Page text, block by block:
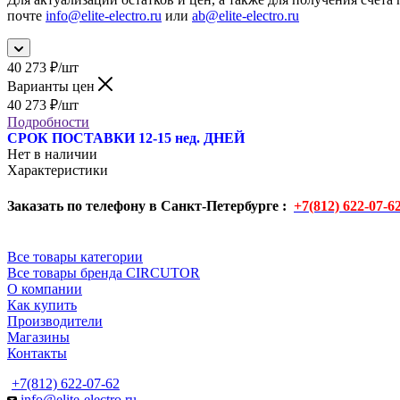
почте info@elite-electro.ru или ab@elite-electro.ru
40 273 ₽/шт
Варианты цен
40 273 ₽/шт
Подробности
СРОК ПОСТАВКИ 12-15 нед. ДНЕЙ
Нет в наличии
Характеристики
Заказать по телефону в Санкт-Петербурге : +7(812) 622-07-
Все товары категории
Все товары бренда CIRCUTOR
О компании
Как купить
Производители
Магазины
Контакты
+7(812) 622-07-62